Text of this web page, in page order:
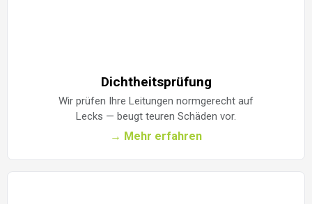
Dichtheitsprüfung
Wir prüfen Ihre Leitungen normgerecht auf
Lecks — beugt teuren Schäden vor.
→ Mehr erfahren